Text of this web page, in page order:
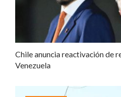
Chile anuncia reactivación de
Venezuela